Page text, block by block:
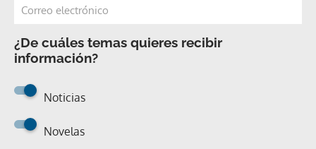
¿De cuáles temas quieres recibir
información?
Noticias
Novelas